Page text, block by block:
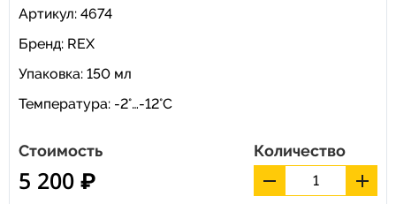
Артикул: 4674
Бренд: REX
Упаковка: 150 мл
Температура: -2°…-12°C
Стоимость
5 200 ₽
Количество